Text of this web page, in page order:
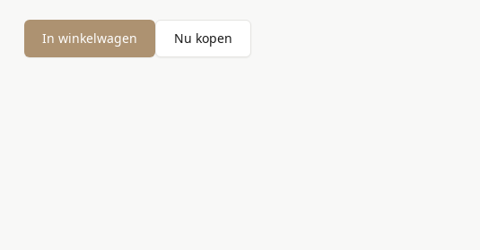
In winkelwagen Nu kopen